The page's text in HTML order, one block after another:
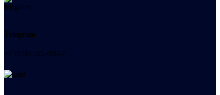
Telegram
+7 (978) 515-999-7